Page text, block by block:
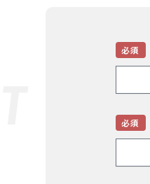
必須
必須